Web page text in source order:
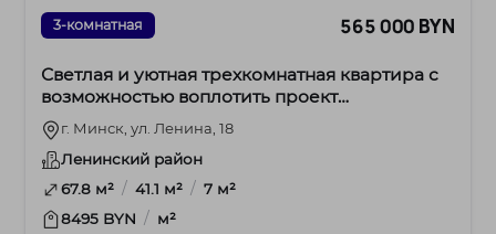
3-комнатная 565 000 BYN
Светлая и уютная трехкомнатная квартира с
возможностью воплотить проект
двухярусной квартиры.
г. Минск, ул. Ленина, 18
Ленинский район
67.8 м² / 41.1 м² / 7 м²
8495 BYN / м²